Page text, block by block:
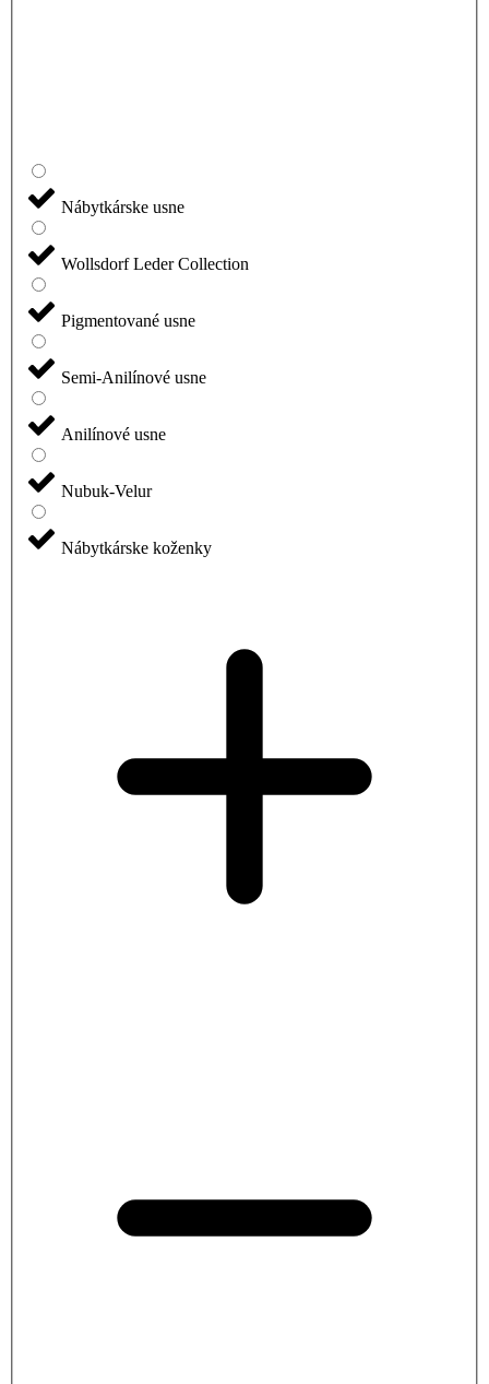
Nábytkárske usne
Wollsdorf Leder Collection
Pigmentované usne
Semi-Anilínové usne
Anilínové usne
Nubuk-Velur
Nábytkárske koženky